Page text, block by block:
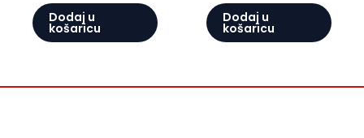
Dodaj u
košaricu
Dodaj u
košaricu